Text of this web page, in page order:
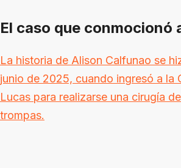
El caso que conmocionó
La historia de Alison Calfunao se
junio de 2025, cuando ingresó a la
Lucas para realizarse una cirugía
trompas.